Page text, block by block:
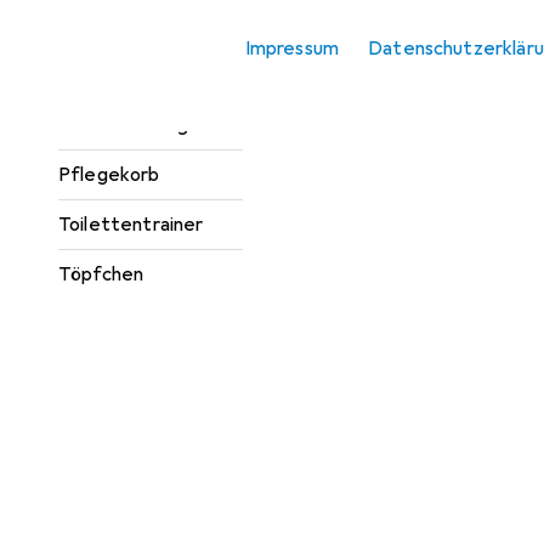
Impressum
Personenwaage
Pflegekorb
Toilettentrainer
Töpfchen